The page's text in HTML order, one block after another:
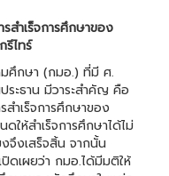
สำเร็จการศึกษาของ
ไทร์
มศึกษา (กมอ.) ที่มี ศ.
ะธาน มีวาระสำคัญ คือ
สำเร็จการศึกษาของ
ห้สำเร็จการศึกษาได้ไม่
จึงเสร็จสิ้น จากนั้น
ดเผยว่า กมอ.ได้มีมติให้